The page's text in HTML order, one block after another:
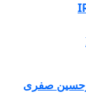
صفری